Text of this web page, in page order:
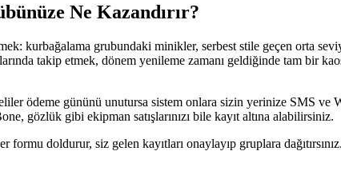
Ne Kazandırır?
kurbağalama grubundaki minikler, serbest stile geçen orta
takip etmek, dönem yenileme zamanı geldiğinde tam bir
ödeme gününü unutursa sistem onlara sizin yerinize SMS ve
gözlük gibi ekipman satışlarınızı bile kayıt altına alabilirsiniz.
doldurur, siz gelen kayıtları onaylayıp gruplara